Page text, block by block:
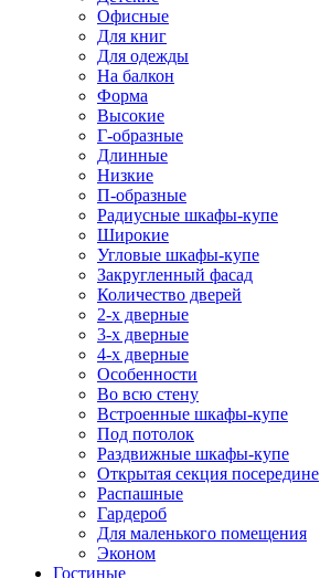
Офисные
Для книг
Для одежды
На балкон
Форма
Высокие
Г-образные
Длинные
Низкие
П-образные
Радиусные шкафы-купе
Широкие
Угловые шкафы-купе
Закругленный фасад
Количество дверей
2-х дверные
3-х дверные
4-х дверные
Особенности
Во всю стену
Встроенные шкафы-купе
Под потолок
Раздвижные шкафы-купе
Открытая секция посередине
Распашные
Гардероб
Для маленького помещения
Эконом
Гостиные